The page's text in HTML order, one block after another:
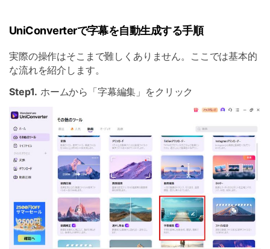
UniConverterで字幕を自動生成する手順
実際の操作はそこまで難しくありません。ここでは基本的
な流れを紹介します。
Step1. ホームから「字幕編集」をクリック